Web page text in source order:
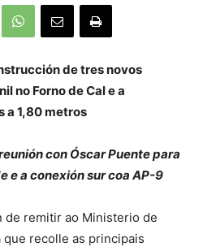
de tres novos
no Forno de Cal e a
a 1,80 metros
con Óscar Puente para
e a conexión sur coa AP-9
de remitir ao Ministerio de
recolle as principais